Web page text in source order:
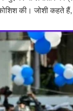
की। जोशी कहते हैं,